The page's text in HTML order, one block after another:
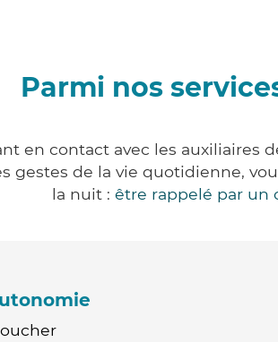
Parmi nos
en contact avec les auxiliaires
gestes de la vie quotidienne,
la nuit : être rappelé par un